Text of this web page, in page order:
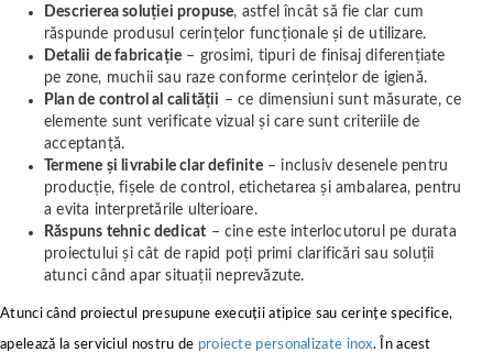
Descrierea soluției propuse, astfel încât să fie clar cum
răspunde produsul cerințelor funcționale și de utilizare.
Detalii de fabricație – grosimi, tipuri de finisaj diferențiate
pe zone, muchii sau raze conforme cerințelor de igienă.
Plan de control al calității – ce dimensiuni sunt măsurate, ce
elemente sunt verificate vizual și care sunt criteriile de
acceptanță.
Termene și livrabile clar definite– inclusiv desenele pentru
producție, fișele de control, etichetarea și ambalarea, pentru
a evita interpretările ulterioare.
Răspuns tehnic dedicat – cine este interlocutorul pe durata
proiectului și cât de rapid poți primi clarificări sau soluții
atunci când apar situații neprevăzute.
Atunci când proiectul presupune execuții atipice sau cerințe specifice,
apelează la serviciul nostru de proiecte personalizate inox. În acest